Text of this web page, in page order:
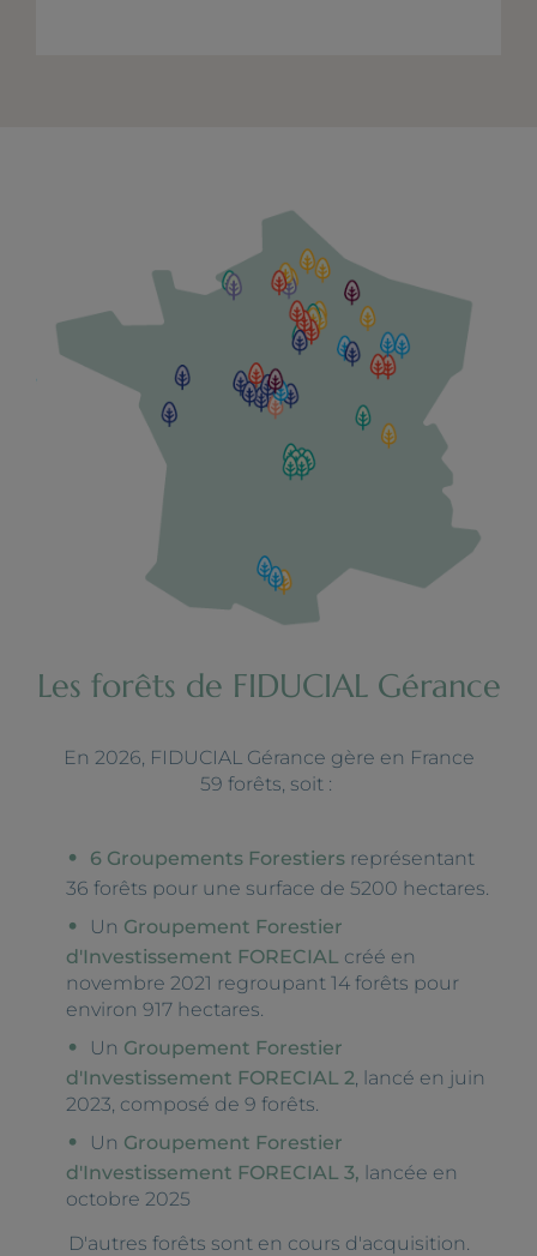
Les forêts de FIDUCIAL Gérance
En 2026, FIDUCIAL Gérance gère en France
59 forêts, soit :
6 Groupements Forestiers représentant
36 forêts pour une surface de 5200 hectares.
Un Groupement Forestier
d'Investissement FORECIAL créé en
novembre 2021 regroupant 14 forêts pour
environ 917 hectares.
Un Groupement Forestier
d'Investissement FORECIAL 2 , lancé en juin
2023, composé de 9 forêts.
Un Groupement Forestier
d'Investissement FORECIAL 3, lancée en
octobre 2025
D'autres forêts sont en cours d'acquisition.